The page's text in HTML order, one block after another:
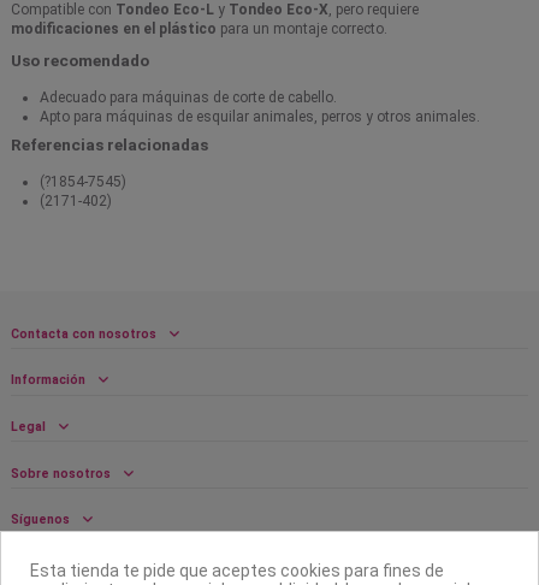
Compatible con Tondeo Eco-L y Tondeo Eco-X, pero requiere
modificaciones en el plástico para un montaje correcto.
Uso recomendado
Adecuado para máquinas de corte de cabello.
Apto para máquinas de esquilar animales, perros y otros animales.
Referencias relacionadas
(?1854-7545)
(2171-402)
Contacta con nosotros
Información
Legal
Sobre nosotros
Síguenos
Boletín
Esta tienda te pide que aceptes cookies para fines de